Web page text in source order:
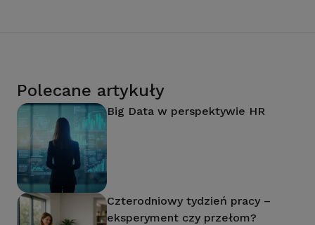
Polecane artykuły
Big Data w perspektywie HR
Czterodniowy tydzień pracy –
eksperyment czy przełom?